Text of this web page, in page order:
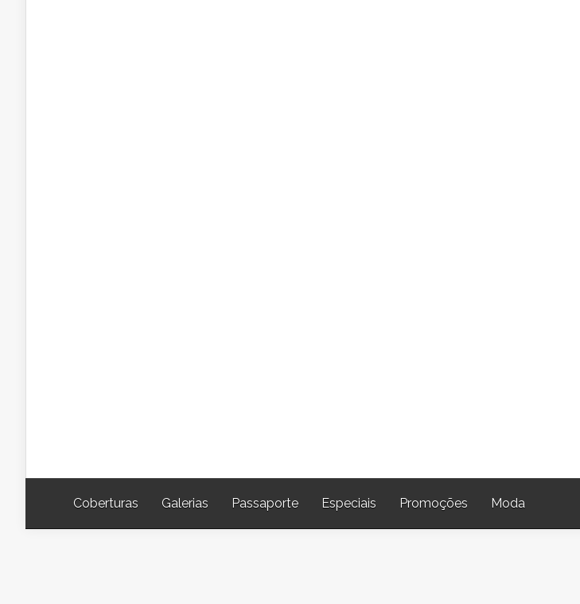
Coberturas Galerias Passaporte Especiais Promoções Moda